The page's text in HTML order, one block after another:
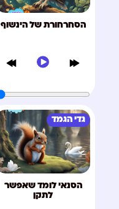
הסחרחורת של הינשוף
גדי הגמד
הסנאי לומד שאפשר
לתקן